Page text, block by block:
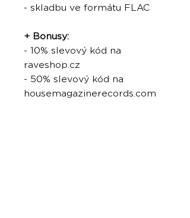
- skladbu ve formátu FLAC
+ Bonusy:
- 10% slevový kód na
raveshop.cz
- 50% slevový kód na
housemagazinerecords.com